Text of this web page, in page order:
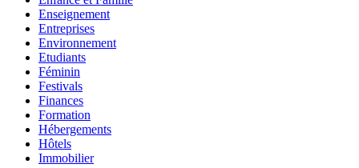
Enseignement
Entreprises
Environnement
Etudiants
Féminin
Festivals
Finances
Formation
Hébergements
Hôtels
Immobilier